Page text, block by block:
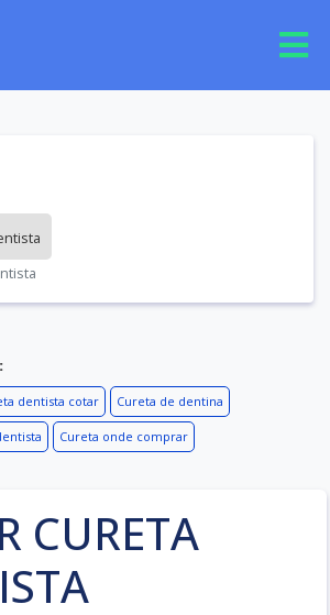
dentista cotar Cureta de dentina
Cureta onde comprar
CURETA